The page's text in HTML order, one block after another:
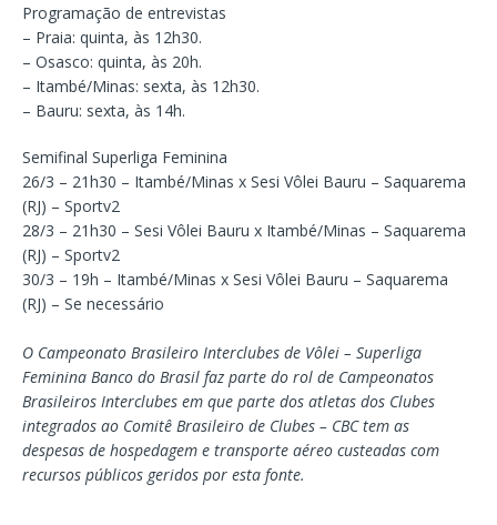
Programação de entrevistas
– Praia: quinta, às 12h30.
– Osasco: quinta, às 20h.
– Itambé/Minas: sexta, às 12h30.
– Bauru: sexta, às 14h.
Semifinal Superliga Feminina
26/3 – 21h30 – Itambé/Minas x Sesi Vôlei Bauru – Saquarema
(RJ) – Sportv2
28/3 – 21h30 – Sesi Vôlei Bauru x Itambé/Minas – Saquarema
(RJ) – Sportv2
30/3 – 19h – Itambé/Minas x Sesi Vôlei Bauru – Saquarema
(RJ) – Se necessário
O Campeonato Brasileiro Interclubes de Vôlei – Superliga
Feminina Banco do Brasil faz parte do rol de Campeonatos
Brasileiros Interclubes em que parte dos atletas dos Clubes
integrados ao Comitê Brasileiro de Clubes – CBC tem as
despesas de hospedagem e transporte aéreo custeadas com
recursos públicos geridos por esta fonte.